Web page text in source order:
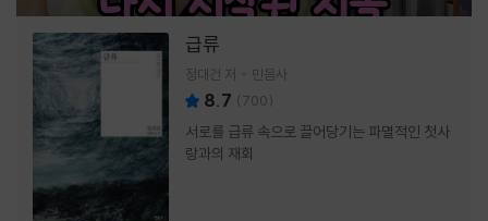
급류
정대건 저 민음사
8.7 (700)
서로를 급류 속으로 끌어당기는 파멸적인 첫사
랑과의 재회